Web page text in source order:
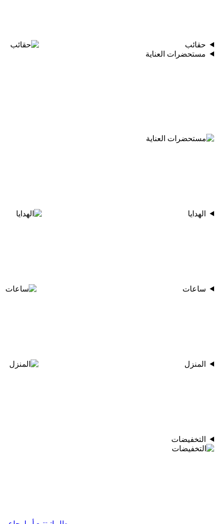
حقائب
مستحضرات العناية
الهدايا
ساعات
المنزل
التخفيضات